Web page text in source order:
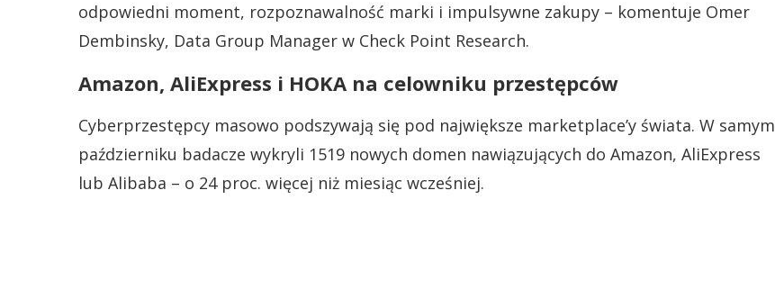
odpowiedni moment, rozpoznawalność marki i impulsywne zakupy – komentuje Omer
Dembinsky, Data Group Manager w Check Point Research.
Amazon, AliExpress i HOKA na celowniku przestępców
Cyberprzestępcy masowo podszywają się pod największe marketplace’y świata. W samym
październiku badacze wykryli 1519 nowych domen nawiązujących do Amazon, AliExpress
lub Alibaba – o 24 proc. więcej niż miesiąc wcześniej.